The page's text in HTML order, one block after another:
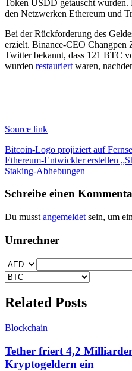
Token USDD getauscht wurden.
den Netzwerken Ethereum und
Bei der Rückforderung des
erzielt. Binance-CEO Changpen
Twitter bekannt, dass 121 BTC
wurden restauriert waren,
Source link
Beitragsnavigation
Bitcoin-Logo projiziert auf
Ethereum-Entwickler erstellen
Staking-Abhebungen
Schreibe einen
Du musst angemeldet sein, um
Umrechner
Related Posts
Blockchain
Tether friert 4,2
Kryptogeldern ein